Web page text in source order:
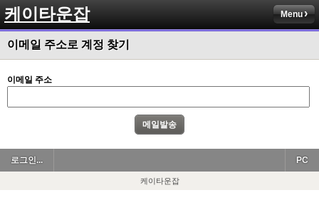
케이타운잡 Menu
이메일 주소로 계정 찾기
이메일 주소
로그인... PC
케이타운잡